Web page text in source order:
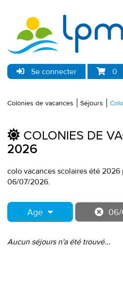
Se connecter 0
Colonies de vacances Séjours
COLONIES DE
2026
colo vacances scolaires été
06/07/2026.
Age
Aucun séjours n'a été trouvé...